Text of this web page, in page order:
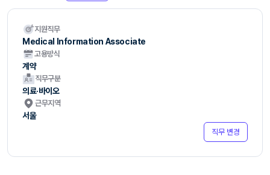
지원직무
Medical Information Associate
고용방식
계약
직무구분
의료·바이오
근무지역
서울
직무 변경